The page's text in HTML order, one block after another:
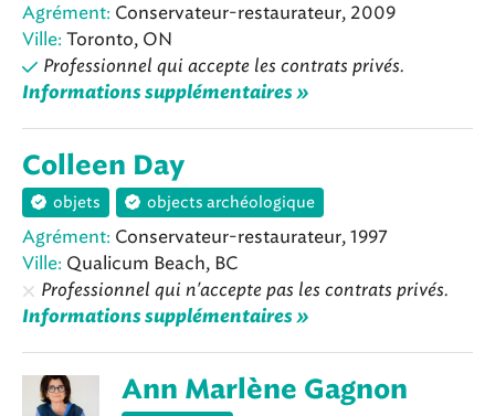
Agrément: Conservateur-restaurateur, 2009
Ville: Toronto, ON
Professionnel qui accepte les contrats privés.
Informations supplémentaires »
Colleen Day
objets objects archéologique
Agrément: Conservateur-restaurateur, 1997
Ville: Qualicum Beach, BC
Professionnel qui n'accepte pas les contrats privés.
Informations supplémentaires »
Ann Marlène Gagnon